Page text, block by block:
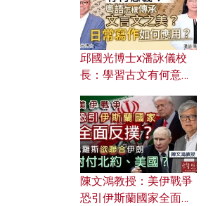
邱國光博士x潘詠儀校
長：學習古文有何意
文之美？ 日常寫作如何
應用？
陳文鴻教授：美伊戰爭
恐引伊斯蘭國家全面反